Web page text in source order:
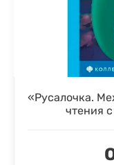
«Русалочка.
чтения